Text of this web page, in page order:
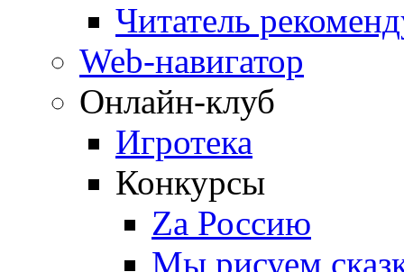
Читатель
Web-навигатор
Онлайн-клуб
Игротека
Конкурсы
Zа Россию
Мы рисуем